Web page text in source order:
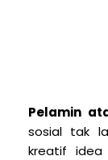
Pelamin
sosial tak
kreatif